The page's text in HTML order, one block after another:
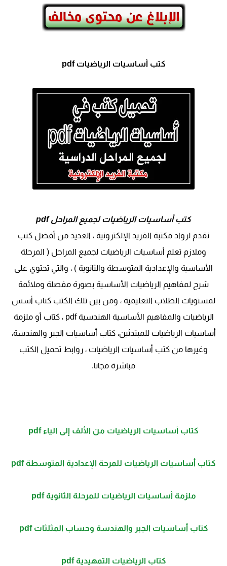
كتب أساسيات الرياضيات pdf
كتب أساسيات الرياضيات لجميع المراحل pdf
نقدم لرواد مكتبة الفريد الإلكترونية ، العديد من أفضل كتب
وملازم تعلم أساسيات الرياضيات لجميع المراحل ( المرحلة
الأساسية والإعدادية المتوسطة والثانوية ) ، والتي تحتوي على
شرح لمفاهيم الرياضيات الأساسية بصورة مفصلة وملائمة
لمستويات الطلاب التعليمية ، ومن بين تلك الكتب كتاب أسس
الرياضيات والمفاهيم الأساسية الهندسية pdf ، كتاب أو ملزمة
أساسيات الرياضيات للمبتدئين، كتاب أساسيات الجبر والهندسة،
وغيرها من كتب أساسيات الرياضيات ، روابط تحميل الكتب
مباشرة مجانا.
كتاب أساسيات الرياضيات من الألف إلى الياء pdf
كتاب أساسيات الرياضيات للمرحة الإعدادية المتوسطة pdf
ملزمة أساسيات الرياضيات للمرحلة الثانوية pdf
كتاب أساسيات الجبر والهندسة وحساب المثلثات pdf
كتاب الرياضيات التمهيدية pdf